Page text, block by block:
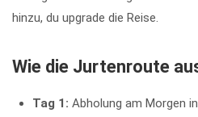
hinzu, du upgrade die Reise.
Wie die Jurtenroute
Tag 1: Abholung am Morgen